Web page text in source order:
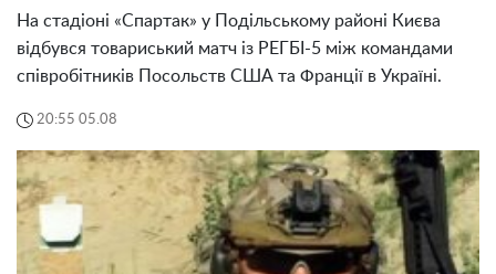
На стадіоні «Спартак» у Подільському районі Києва
відбувся товариський матч із РЕГБІ-5 між командами
співробітників Посольств США та Франції в Україні.
20:55 05.08